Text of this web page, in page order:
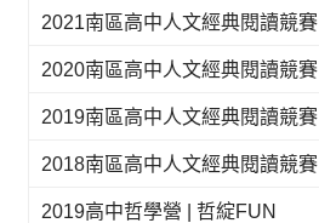
2021南區高中人文經典閱讀競賽
2020南區高中人文經典閱讀競賽
2019南區高中人文經典閱讀競賽
2018南區高中人文經典閱讀競賽
2019高中哲學營 | 哲綻FUN